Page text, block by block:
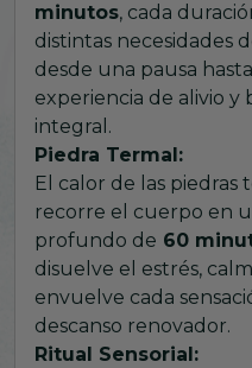
minutos, cada
distintas necesidades
desde una pausa
experiencia de alivio y
integral.
Piedra Termal:
El calor de las piedras
recorre el cuerpo en
profundo de 60
disuelve el estrés,
envuelve cada
descanso renovador.
Ritual Sensorial: